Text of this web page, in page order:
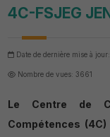
4C-FSJEG
Date de dernière mise à
Nombre de vues: 3661
Le Centre de
Compétences (4C)